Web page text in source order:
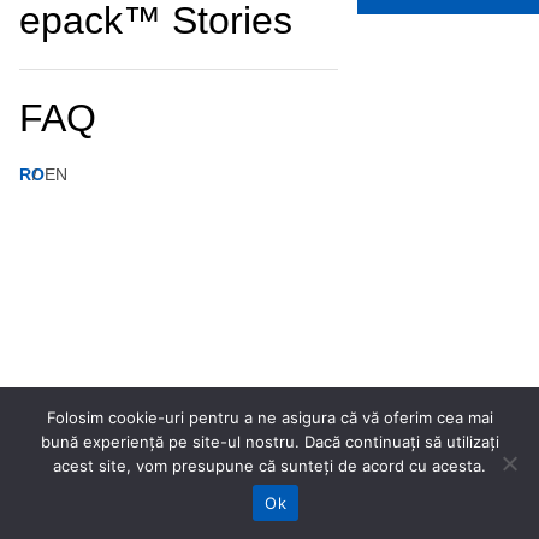
epack™ Stories
FAQ
ROEN
Folosim cookie-uri pentru a ne asigura că vă oferim cea mai
bună experiență pe site-ul nostru. Dacă continuați să utilizați
acest site, vom presupune că sunteți de acord cu acesta.
Ok